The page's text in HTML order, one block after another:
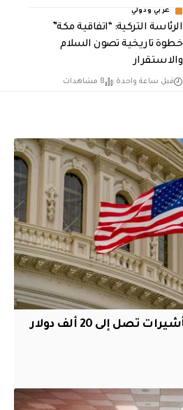
عربي ودولي
الرئاسة التركية: “اتفاقية مكة”
خطوة تاريخية تصون السلام
والاستقرار
قبل ساعة واحدة 8 مشاهدات
أميركا تقر سندات تأشيرات تصل إلى 20 ألف دولار